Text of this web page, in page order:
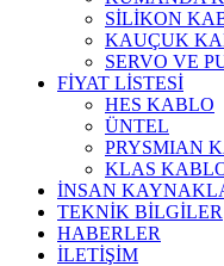
SİLİKON
KAUÇUK
SERVO VE
FİYAT LİSTESİ
HES KABLO
ÜNTEL
PRYSMIAN
KLAS
İNSAN
TEKNİK BİLGİLER
HABERLER
İLETİŞİM